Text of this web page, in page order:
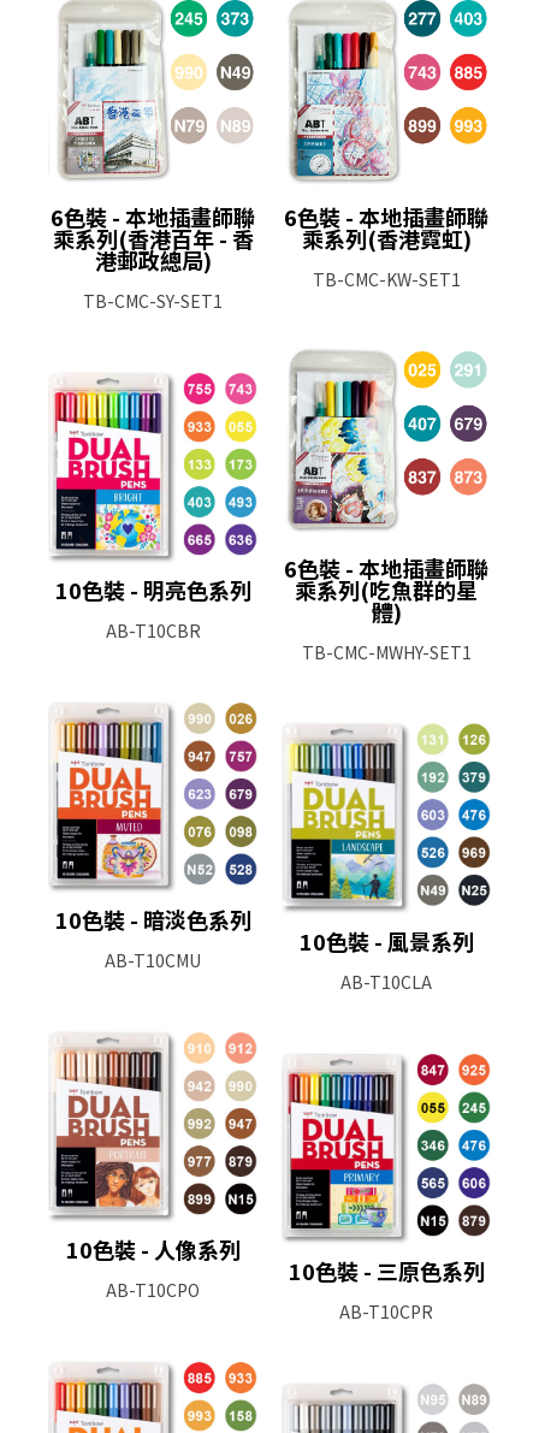
6色裝 - 本地插畫師聯
乘系列(香港百年 - 香
港郵政總局)
TB-CMC-SY-SET1
6色裝 - 本地插畫師聯
乘系列(香港霓虹)
TB-CMC-KW-SET1
6色裝 - 本地插畫師聯
乘系列(吃魚群的星
體)
TB-CMC-MWHY-SET1
10色裝 - 明亮色系列
AB-T10CBR
10色裝 - 暗淡色系列
AB-T10CMU
10色裝 - 風景系列
AB-T10CLA
10色裝 - 人像系列
AB-T10CPO
10色裝 - 三原色系列
AB-T10CPR